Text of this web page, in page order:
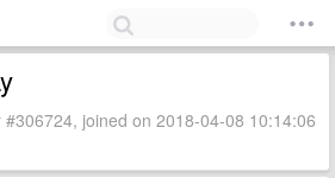
#306724, joined on 2018-04-08 10:14:06